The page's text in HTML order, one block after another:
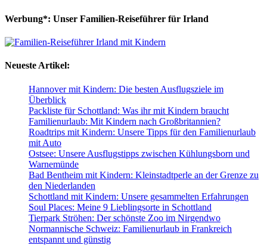
Werbung*: Unser Familien-Reiseführer für Irland
Neueste Artikel:
Hannover mit Kindern: Die besten Ausflugsziele im
Überblick
Packliste für Schottland: Was ihr mit Kindern braucht
Familienurlaub: Mit Kindern nach Großbritannien?
Roadtrips mit Kindern: Unsere Tipps für den Familienurlaub
mit Auto
Ostsee: Unsere Ausflugstipps zwischen Kühlungsborn und
Warnemünde
Bad Bentheim mit Kindern: Kleinstadtperle an der Grenze zu
den Niederlanden
Schottland mit Kindern: Unsere gesammelten Erfahrungen
Soul Places: Meine 9 Lieblingsorte in Schottland
Tierpark Ströhen: Der schönste Zoo im Nirgendwo
Normannische Schweiz: Familienurlaub in Frankreich
entspannt und günstig